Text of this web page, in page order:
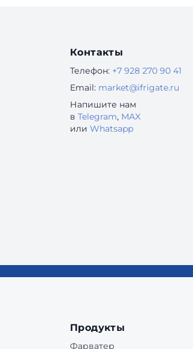
Контакты
Телефон: +7 928 270 90 41
Email: market@ifrigate.ru
Напишите нам
в Telegram, MAX
или Whatsapp
Продукты
Фарватер